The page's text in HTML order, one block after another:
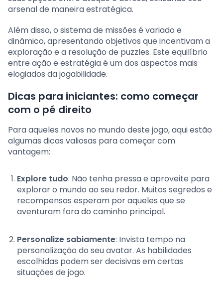
arsenal de maneira estratégica.
Além disso, o sistema de missões é variado e
dinâmico, apresentando objetivos que incentivam a
exploração e a resolução de puzzles. Este equilíbrio
entre ação e estratégia é um dos aspectos mais
elogiados da jogabilidade.
Dicas para iniciantes: como começar
com o pé direito
Para aqueles novos no mundo deste jogo, aqui estão
algumas dicas valiosas para começar com
vantagem:
Explore tudo: Não tenha pressa e aproveite para
explorar o mundo ao seu redor. Muitos segredos e
recompensas esperam por aqueles que se
aventuram fora do caminho principal.
Personalize sabiamente: Invista tempo na
personalização do seu avatar. As habilidades
escolhidas podem ser decisivas em certas
situações de jogo.